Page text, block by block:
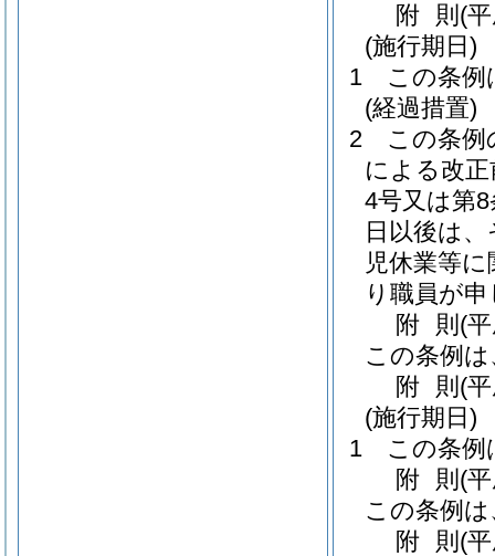
附 則 (
(施行期日)
1
この条例
(経過措置)
2
この条例
による改
4号又は第
日以後は
児休業等
り職員が
附 則 (
この条例
附 則 (
(施行期日)
1
この条例
附 則 (
この条例
附 則 (